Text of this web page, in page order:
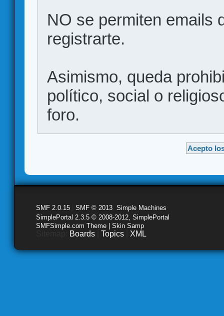
NO se permiten emails
registrarte.
Asimismo, queda
político, social o
foro.
SMF 2.0.15 SMF © 2013 Simple Machines
SimplePortal 2.3.5 © 2008-2012, SimplePortal
SMFSimple.com Theme | Skin Samp
Boards Topics XML